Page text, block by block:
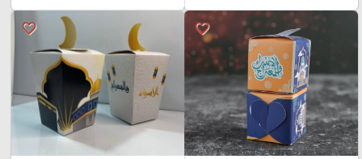
favorite_border
favorite_border